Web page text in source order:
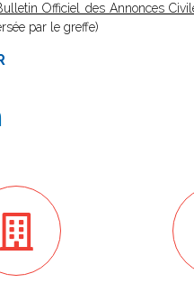
Officiel des Annonces
par le greffe)